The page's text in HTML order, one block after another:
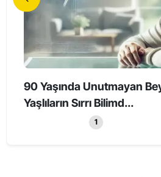
90 Yaşında Unutmayan
Yaşlıların Sırrı Bilimd...
1